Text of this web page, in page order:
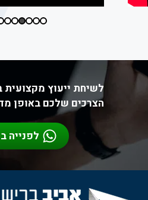
לשיחת ייעוץ מקצועית
הצרכים שלכם באופן
לפנייה